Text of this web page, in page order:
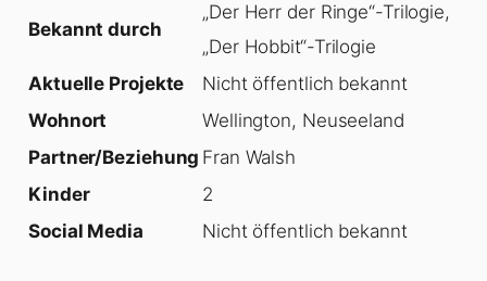
Bekannt durch
„Der Herr der Ringe“-Trilogie,
„Der Hobbit“-Trilogie
Aktuelle Projekte
Nicht öffentlich bekannt
Wohnort
Wellington, Neuseeland
Partner/Beziehung Fran Walsh
Kinder
2
Social Media
Nicht öffentlich bekannt